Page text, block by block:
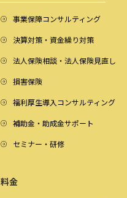
事業保障コンサルティング
決算対策・資金繰り対策
法人保険相談・法人保険見直し
損害保険
福利厚生導入コンサルティング
補助金・助成金サポート
セミナー・研修
料金